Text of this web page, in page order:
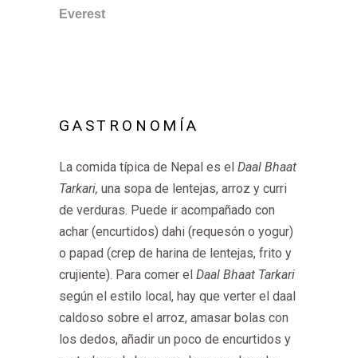
Everest
GASTRONOMÍA
La comida típica de Nepal es el Daal Bhaat
Tarkari, una sopa de lentejas, arroz y curri
de verduras. Puede ir acompañado con
achar (encurtidos) dahi (requesón o yogur)
o papad (crep de harina de lentejas, frito y
crujiente). Para comer el Daal Bhaat Tarkari
según el estilo local, hay que verter el daal
caldoso sobre el arroz, amasar bolas con
los dedos, añadir un poco de encurtidos y